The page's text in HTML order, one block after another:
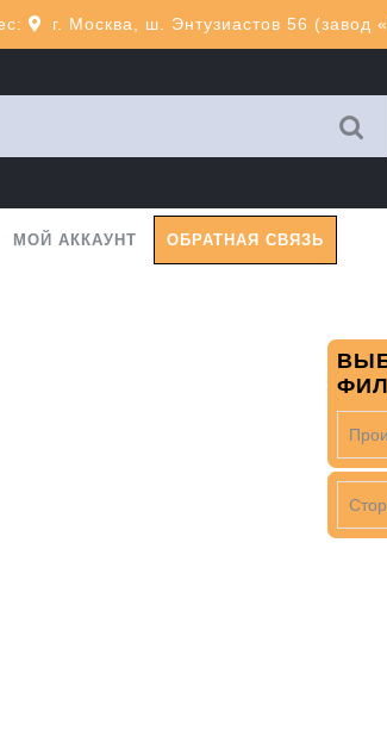
г. Москва, ш. Энтузиастов 56 (завод
МОЙ АККАУНТ ОБРАТНАЯ СВЯЗЬ